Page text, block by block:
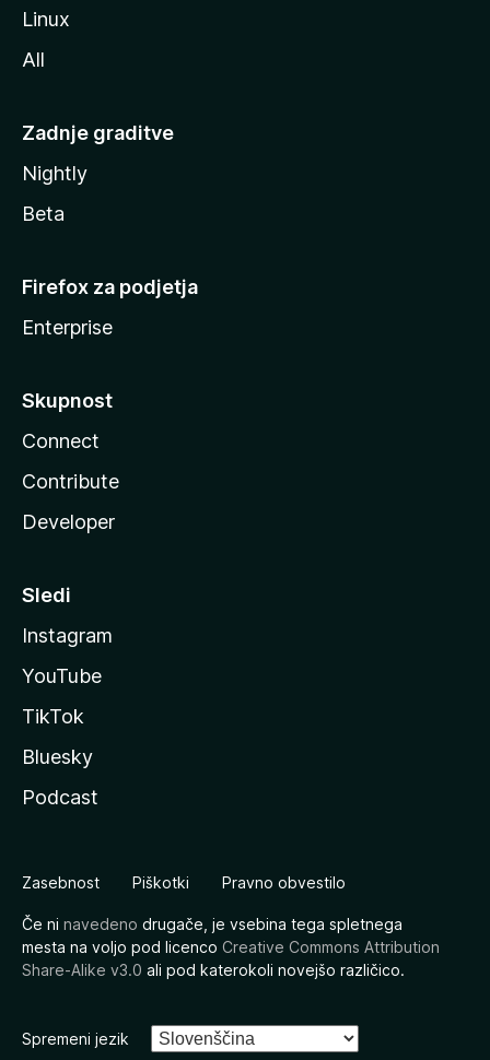
Linux
All
Zadnje graditve
Nightly
Beta
Firefox za podjetja
Enterprise
Skupnost
Connect
Contribute
Developer
Sledi
Instagram
YouTube
TikTok
Bluesky
Podcast
Zasebnost Piškotki Pravno obvestilo
Če ni navedeno drugače, je vsebina tega spletnega
mesta na voljo pod licenco Creative Commons Attribution
Share-Alike v3.0 ali pod katerokoli novejšo različico.
Spremeni jezik